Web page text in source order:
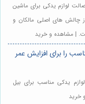
لوازم یدکی برای ماشین
چالش های اصلی مالکان و
| مشاهده و خرید
را برای افزایش عمر
یدکی مناسب برای بیل
خرید